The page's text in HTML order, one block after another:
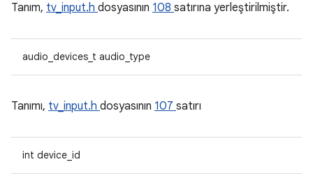
Tanım, tv_input.h dosyasının 108 satırına yerleştirilmiştir.
audio_devices_t audio_type
Tanımı, tv_input.h dosyasının 107 satırı
int device_id